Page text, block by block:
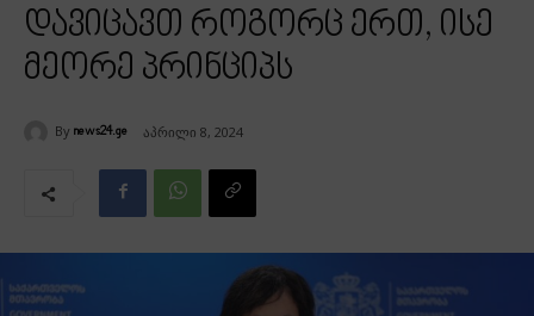
დავიცავთ როგორც ერთ, ისე
მეორე პრინციპს
By news24.ge აპრილი 8, 2024